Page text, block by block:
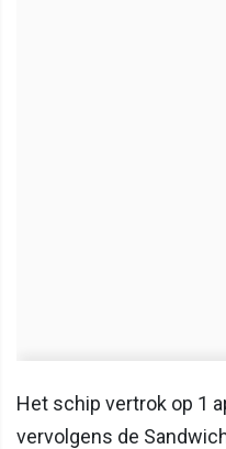
Het schip vertrok op 1
vervolgens de